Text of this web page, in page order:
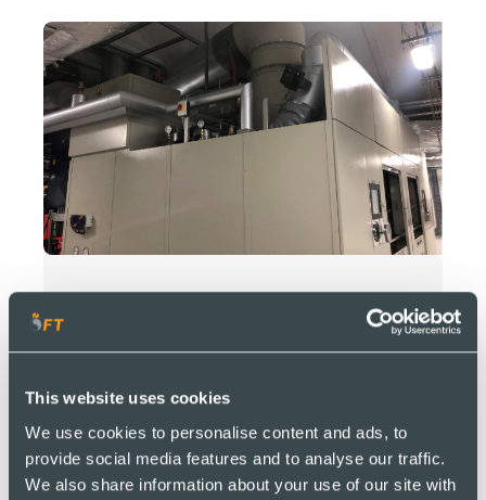
This website uses cookies
We use cookies to personalise content and ads, to
provide social media features and to analyse our traffic.
We also share information about your use of our site with
Une grue de 130 tonnes a
d'équipements lourds avec
précision et efficacité